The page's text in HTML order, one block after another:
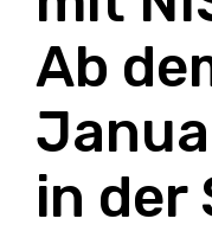
Ab
in der